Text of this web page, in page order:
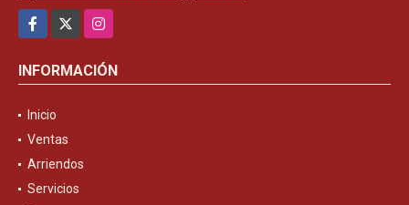
Facebook
Instagram
INFORMACIÓN
Inicio
Ventas
Arriendos
Servicios